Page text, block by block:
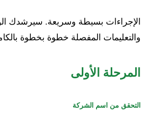
الإجراءات بسيطة وسريعة. سيرشدك
والتعليمات المفصلة خطوة بخطوة
المرحلة الأولى
التحقق من اسم الشركة